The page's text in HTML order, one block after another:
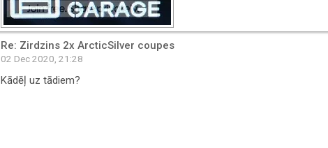
Re: Zirdzins 2x ArcticSilver coupes
02 Dec 2020, 21:28
Kādēļ uz tādiem?